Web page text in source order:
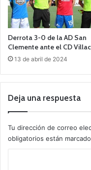
Derrota 3-0 de la AD San
Clemente ante el CD
13 de abril de 2024
Deja una respuesta
Tu dirección de correo
obligatorios están